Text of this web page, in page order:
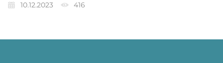
10.12.2023 416